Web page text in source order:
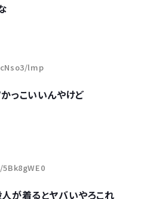
lmp
っこいいんやけど
5Bk8gWE0
が着るとヤバいやろこれ